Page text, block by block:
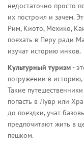
недостаточно просто
их построил и зачем.
Рим, Киото, Мехико,
поехать в Перу ради
изучат историю инков.
Культурный туризм-
погружении в историю,
Такие
попасть в Лувр или
до поездки, учат
предпочитают жить в
пешком.